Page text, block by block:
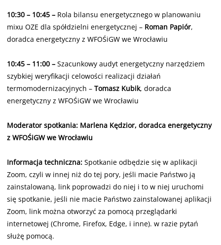
10:30 – 10:45 – Rola bilansu energetycznego w planowaniu
mixu OZE dla spółdzielni energetycznej – Roman Papiór,
doradca energetyczny z WFOŚiGW we Wrocławiu
10:45 – 11:00 – Szacunkowy audyt energetyczny narzędziem
szybkiej weryfikacji celowości realizacji działań
termomodernizacyjnych – Tomasz Kubik, doradca
energetyczny z WFOŚiGW we Wrocławiu
Moderator spotkania: Marlena Kędzior, doradca energetyczny
z WFOŚiGW we Wrocławiu
Informacja techniczna: Spotkanie odbędzie się w aplikacji
Zoom, czyli w innej niż do tej pory, jeśli macie Państwo ją
zainstalowaną, link poprowadzi do niej i to w niej uruchomi
się spotkanie, jeśli nie macie Państwo zainstalowanej aplikacji
Zoom, link można otworzyć za pomocą przeglądarki
internetowej (Chrome, Firefox, Edge, i inne). w razie pytań
służę pomocą.